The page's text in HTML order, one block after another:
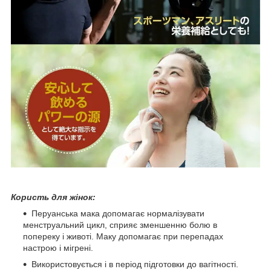
Користь для жінок:
Перуанська мака допомагає нормалізувати
менструальний цикл, сприяє зменшенню болю в
попереку і животі. Маку допомагає при перепадах
настрою і мігрені.
Використовується і в період підготовки до вагітності.